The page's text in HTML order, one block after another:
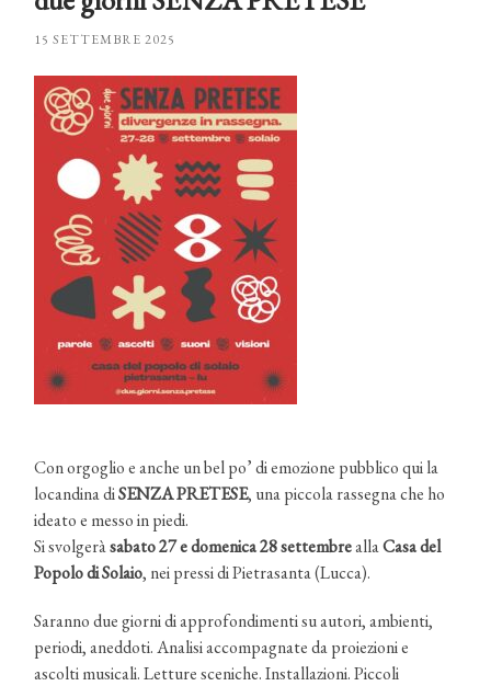
15 SETTEMBRE 2025
Con orgoglio e anche un bel po’ di emozione pubblico qui la
locandina diSENZA PRETESE, una piccola rassegna che ho
ideato e messo in piedi.
Si svolgeràsabato 27 e domenica 28 settembreallaCasa del
Popolo di Solaio, nei pressi di Pietrasanta (Lucca).
Saranno due giorni di approfondimenti su autori, ambienti,
periodi, aneddoti. Analisi accompagnate da proiezioni e
ascolti musicali. Letture sceniche. Installazioni. Piccoli